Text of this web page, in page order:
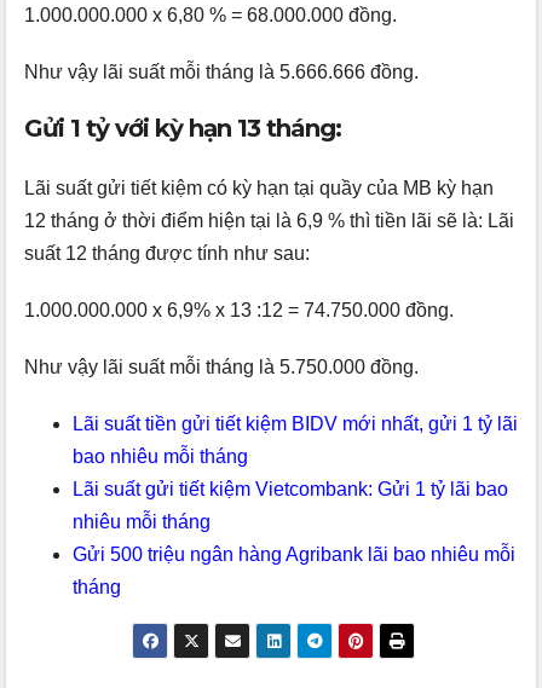
1.000.000.000 x 6,80 % = 68.000.000 đồng.
Như vậy lãi suất mỗi tháng là 5.666.666 đồng.
Gửi 1 tỷ với kỳ hạn 13 tháng:
Lãi suất gửi tiết kiệm có kỳ hạn tại quầy của MB kỳ hạn
12 tháng ở thời điểm hiện tại là 6,9 % thì tiền lãi sẽ là: Lãi
suất 12 tháng được tính như sau:
1.000.000.000 x 6,9% x 13 :12 = 74.750.000 đồng.
Như vậy lãi suất mỗi tháng là 5.750.000 đồng.
Lãi suất tiền gửi tiết kiệm BIDV mới nhất, gửi 1 tỷ lãi
bao nhiêu mỗi tháng
Lãi suất gửi tiết kiệm Vietcombank: Gửi 1 tỷ lãi bao
nhiêu mỗi tháng
Gửi 500 triệu ngân hàng Agribank lãi bao nhiêu mỗi
tháng